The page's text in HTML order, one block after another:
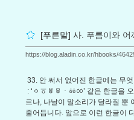
[푸른말] 사. 푸름이와
https://blog.aladin.co.kr/hbooks/
33. 안 써서 없어진 한글에는 무
: ‘ㆁㆆㅸㅱㆍㆅㆀ’ 같은 한글을
르나, 나날이 말소리가 달라질 뿐
줄어듭니다. 앞으로 이런 한글이